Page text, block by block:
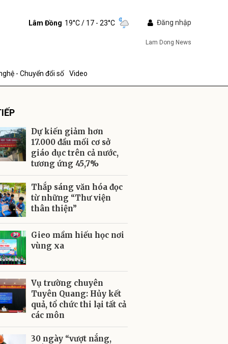
Lâm Đồng 19°C/ 17 - 23°C Đăng nhập
Lam Dong News
- Chuyển đổi số Video
Dự kiến giảm hơn
17.000 đầu mối cơ sở
giáo dục trên cả nước,
tương ứng 45,7%
Thắp sáng văn hóa đọc
từ những “Thư viện
thân thiện”
Gieo mầm hiếu học nơi
vùng xa
Vụ trường chuyên
Tuyên Quang: Hủy kết
quả, tổ chức thi lại tất cả
các môn
30 ngày “vượt nắng,